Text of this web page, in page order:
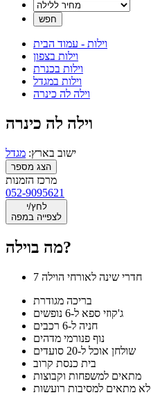
וילות - עמוד הבית
וילות בצפון
וילות בכנרת
וילות במגדל
וילה לה כינרה
וילה לה כינרה
ישוב בארץ: מגדל
הצג מספר
מרכז הזמנות
052-9095621
לחץ/י
לצפייה במפה
מה בוילה?
7 חדרי שינה לאורחי הוילה
בריכה מגודרת
ג'קוזי ספא ל-6 נופשים
חניה ל-6 רכבים
נוף פנורמי מדהים
שולחן אוכל ל-20 סועדים
בית כנסת קרוב
מתאים למשפחות וקבוצות
לא מתאים למסיבות רועשות